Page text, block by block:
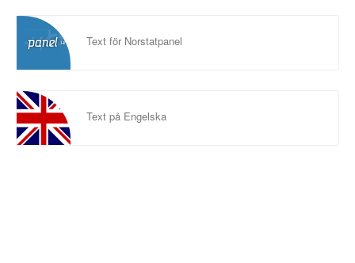
Text för Norstatpanel
Text på Engelska